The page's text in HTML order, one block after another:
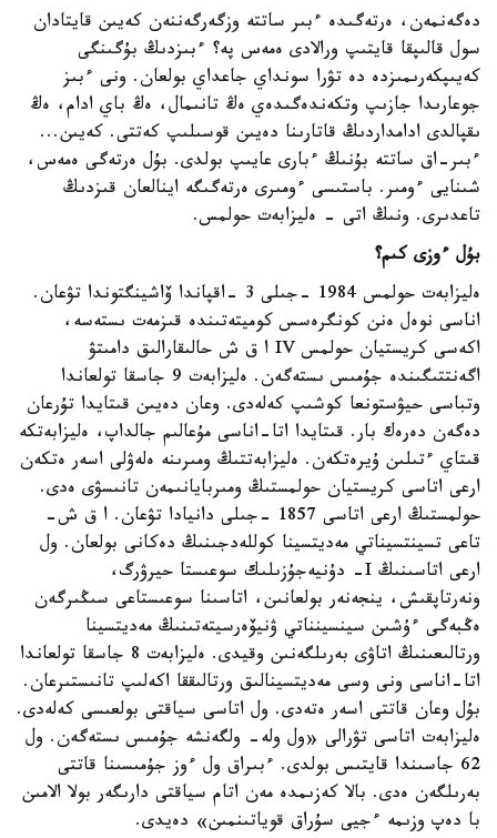
دەگەنمەن، ەرتەگىدە ءبىر ساتتە وزگەرگەننەن كەيىن قايتادان
سول قالىپقا قايتىپ ورالادى ەمەس پە؟ ءبىزدىڭ بۇگىنگى
كەيىپكەرىمىزدە دە تۋرا سونداي جاعداي بولعان. ونى ءبىز
جوعارىدا جازىپ وتكەندەگىدەي ەڭ تانىمال، ەڭ باي ادام، ەڭ
ىقپالدى ادامداردىڭ قاتارىنا دەيىن قوسىلىپ كەتتى. كەيىن...
ءبىر-اق ساتتە بۇنىڭ ءبارى عايىپ بولدى. بۇل ەرتەگى ەمەس،
شىنايى ءومىر. باستىسى ءومىرى ەرتەگىگە اينالعان قىزدىڭ
تاعدىرى. ونىڭ اتى - ەليزابەت حولمس.
بۇل ءوزى كىم؟
ەليزابەت حولمس 1984 -جىلى 3 -اقپاندا ۆاشينگتوندا تۋعان.
اناسى نوەل ەنن كونگرەسس كوميتەتىندە قىزمەت ىستەسە،
اكەسى كريستيان حولمس IV ا ق ش حالىقارالىق دامىتۋ
اگەنتتىگىندە جۇمىس ىستەگەن. ەليزابەت 9 جاسقا تولعاندا
وتباسى حيۋستونعا كوشىپ كەلەدى. وعان دەيىن قىتايدا تۇرعان
دەگەن دەرەك بار. قىتايدا اتا-اناسى مۇعالىم جالداپ، ەليزابەتكە
قىتاي ءتىلىن ۇيرەتكەن. ەليزابەتتىڭ ومىرىنە ەلەۋلى اسەر ەتكەن
ارعى اتاسى كريستيان حولمستىڭ ومىربايانىمەن تانىسۋى ەدى.
حولمستىڭ ارعى اتاسى 1857 -جىلى دانيادا تۋعان. ا ق ش-
تاعى تسينتسيناتي مەديتسينا كوللەدجىنىڭ دەكانى بولعان. ول
ارعى اتاسىنىڭ I- دۇنيەجۇزىلىك سوعىستا حيرۋرگ،
ونەرتاپقىش، ينجەنەر بولعانىن، اتاسىنا سوعىستاعى سىڭىرگەن
ەڭبەگى ءۇشىن سينسينناتي ۋنيۆەرسيتەتىنىڭ مەديتسينا
ورتالىعىنىڭ اتاۋى بەرىلگەنىن وقيدى. ەليزابەت 8 جاسقا تولعاندا
اتا-اناسى ونى وسى مەديتسينالىق ورتالىققا اكەلىپ تانىستىرعان.
بۇل وعان قاتتى اسەر ەتەدى. ول اتاسى سياقتى بولعىسى كەلەدى.
ەليزابەت اتاسى تۋرالى «ول ولە- ولگەنشە جۇمىس ىستەگەن. ول
62 جاسىندا قايتىس بولدى. ءبىراق ول ءوز جۇمىسىنا قاتتى
بەرىلگەن ەدى. بالا كەزىمدە مەن اتام سياقتى دارىگەر بولا الامىن
با دەپ وزىمە ءجيى سۇراق قوياتىنمىن» دەيدى.